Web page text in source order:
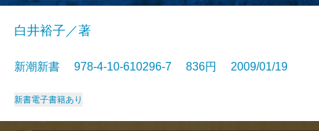
白井裕子／著
新潮新書 978-4-10-610296-7 836円 2009/01/19
新書電子書籍あり